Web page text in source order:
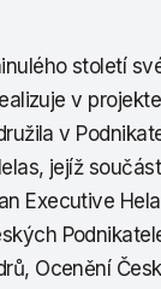
století
v
v
jejíž
Executive
Ocenění